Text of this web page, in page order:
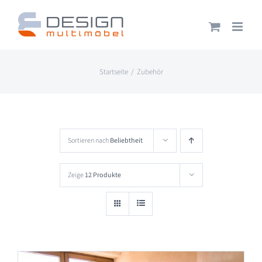
Zum
Inhalt
Startseite Zubehör
Sortieren nachBeliebtheit
Zeige12 Produkte